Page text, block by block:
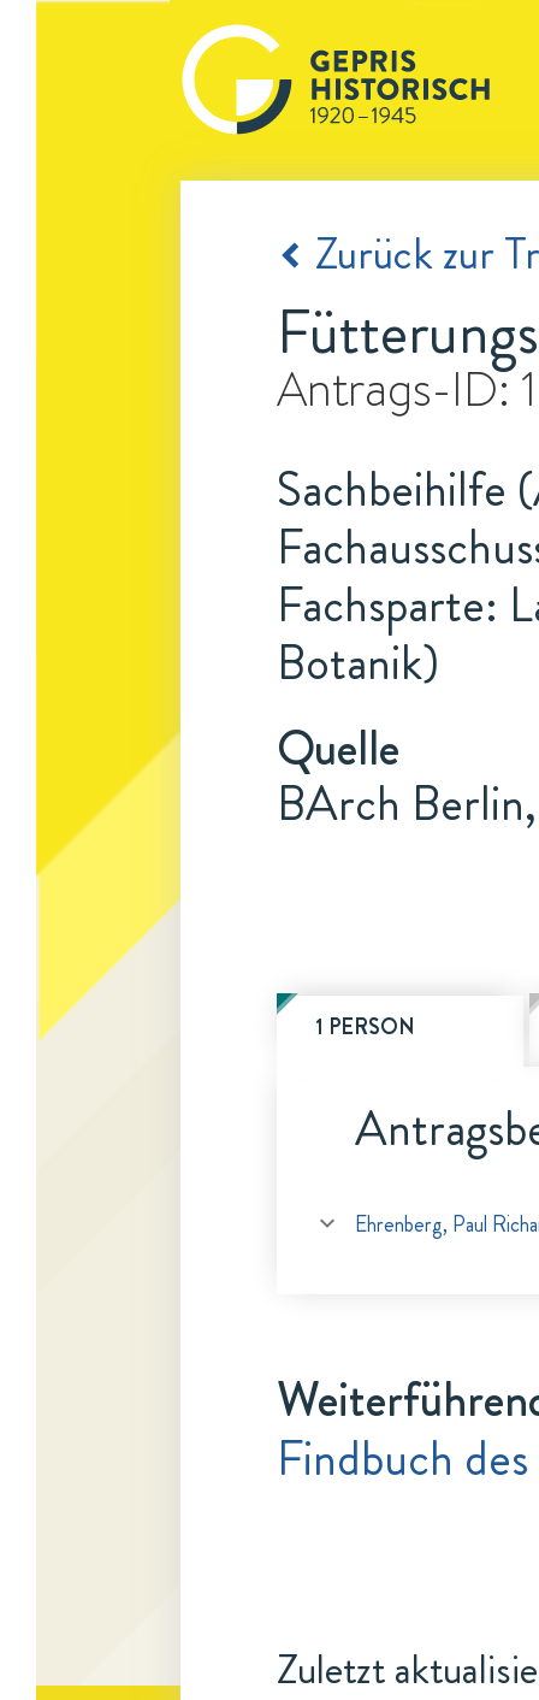
Zurück zur
Antrags-ID:
Sachbeihilfe
Fachsparte:
Botanik)
Quelle
BArch
1 PERSON
Ehrenberg, Paul
Findbuch
Zuletzt